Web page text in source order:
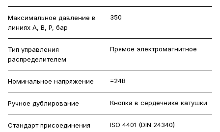
Максимальное давление в
линиях A, B, P, бар
350
Тип управления
распределителем
Прямое электромагнитное
Номинальное напряжение =24В
Ручное дублирование Кнопка в сердечнике катушки
Стандарт присоединения ISO 4401 (DIN 24340)